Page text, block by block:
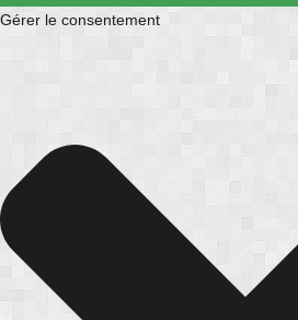
Gérer le consentement